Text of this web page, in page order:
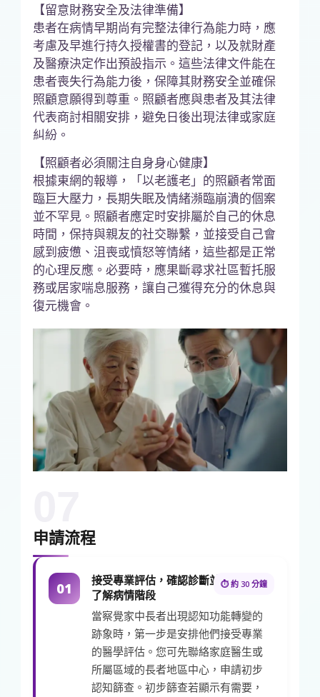
【留意財務安全及法律準備】
患者在病情早期尚有完整法律行為能力時，應
考慮及早進行持久授權書的登記，以及就財產
及醫療決定作出預設指示。這些法律文件能在
患者喪失行為能力後，保障其財務安全並確保
照顧意願得到尊重。照顧者應與患者及其法律
代表商討相關安排，避免日後出現法律或家庭
糾紛。
【照顧者必須關注自身身心健康】
根據東網的報導，「以老護老」的照顧者常面
臨巨大壓力，長期失眠及情緒瀕臨崩潰的個案
並不罕見。照顧者應定时安排屬於自己的休息
時間，保持與親友的社交聯繫，並接受自己會
感到疲憊、沮喪或憤怒等情緒，這些都是正常
的心理反應。必要時，應果斷尋求社區暫托服
務或居家喘息服務，讓自己獲得充分的休息與
復元機會。
申請流程
01 ⏱ 約 30 分鐘
接受專業評估，確認診斷並
了解病情階段
當察覺家中長者出現認知功能轉變的
跡象時，第一步是安排他們接受專業
的醫學評估。您可先聯絡家庭醫生或
所屬區域的長者地區中心，申請初步
認知篩查。初步篩查若顯示有需要，